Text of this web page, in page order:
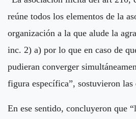
reúne todos los elementos de la
organización a la que alude la
inc. 2) a) por lo que en caso de
pudieran converger
figura específica”, sostuvieron las
En ese sentido, concluyeron que